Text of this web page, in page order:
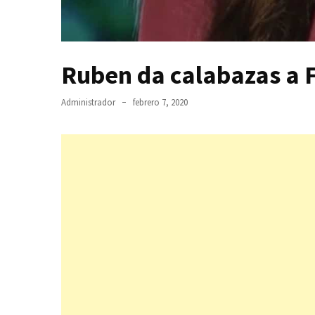
Ruben da calabazas a
Administrador febrero 7, 2020